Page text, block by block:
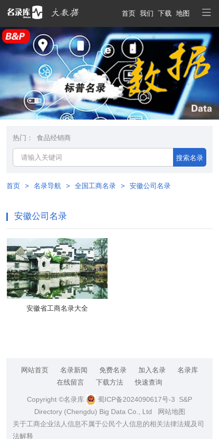
首页 我们 下载 地图
热门： 食品经销商
搜索名录
首页 > 名录导航 > 全国工商名录 > 安徽公司名录
安徽公司名录
安徽省工商名录大全
网站首页 名录新闻 免费名录 加入名录
名录库
在线留言
下载方法 快速查询
Copyright ©名录库 蜀ICP备2024090617号-3 S&P
Directory (Chengdu) Big Data Co., Ltd
网站地图
关于工商企业法人信息不属于公民个人信息的相关法律法规及司
法解释